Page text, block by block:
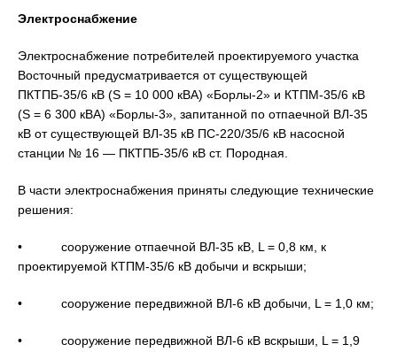
Электроснабжение
Электроснабжение потребителей проектируемого участка
Восточный предусматривается от существующей
ПКТПБ-35/6 кВ (S = 10 000 кВА) «Борлы-2» и КТПМ-35/6 кВ
(S = 6 300 кВА) «Борлы-3», запитанной по отпаечной ВЛ-35
кВ от существующей ВЛ-35 кВ ПС-220/35/6 кВ насосной
станции № 16 — ПКТПБ-35/6 кВ ст. Породная.
В части электроснабжения приняты следующие технические
решения:
• сооружение отпаечной ВЛ-35 кВ, L = 0,8 км, к
проектируемой КТПМ-35/6 кВ добычи и вскрыши;
• сооружение передвижной ВЛ-6 кВ добычи, L = 1,0 км;
• сооружение передвижной ВЛ-6 кВ вскрыши, L = 1,9